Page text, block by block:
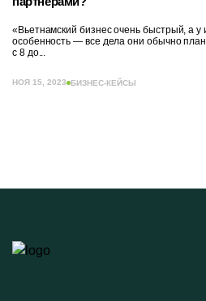
«Вьетнамский бизнес очень быстрый, а
особенность — все дела они обычно
с 8 до...
НОЯ 15, 2023 БИЗНЕС-КЕЙСЫ